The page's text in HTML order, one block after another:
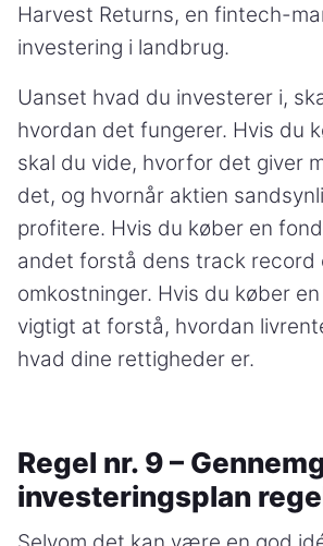
Harvest Returns, en fintech-
investering i landbrug.
Uanset hvad du investerer i,
hvordan det fungerer. Hvis du
skal du vide, hvorfor det giver
det, og hvornår aktien
profitere. Hvis du køber en
andet forstå dens track record
omkostninger. Hvis du køber
vigtigt at forstå, hvordan
hvad dine rettigheder er.
Regel nr. 9 –
investeringsplan